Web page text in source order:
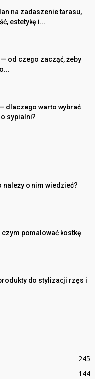
na zadaszenie tarasu,
estetykę i...
od czego zacząć, żeby
dlaczego warto wybrać
sypialni?
należy o nim wiedzieć?
pomalować kostkę
do stylizacji rzęs i
245
144